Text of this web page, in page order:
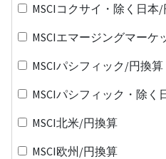
MSCIコクサイ・除く日本
MSCIエマージングマーケ
MSCIパシフィック/円換算
MSCIパシフィック・除く
MSCI北米/円換算
MSCI欧州/円換算